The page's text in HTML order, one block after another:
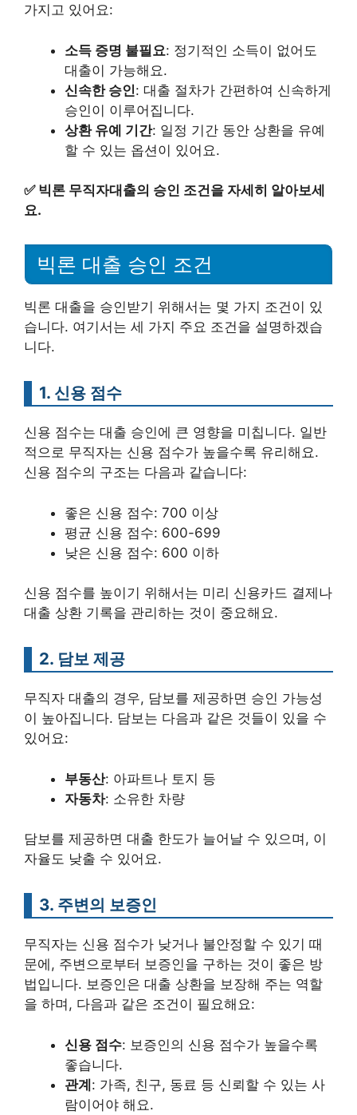
가지고 있어요:
소득 증명 불필요: 정기적인 소득이 없어도
대출이 가능해요.
신속한 승인: 대출 절차가 간편하여 신속하게
승인이 이루어집니다.
상환 유예 기간: 일정 기간 동안 상환을 유예
할 수 있는 옵션이 있어요.
✅ 빅론 무직자대출의 승인 조건을 자세히 알아보세
요.
빅론 대출 승인 조건
빅론 대출을 승인받기 위해서는 몇 가지 조건이 있
습니다. 여기서는 세 가지 주요 조건을 설명하겠습
니다.
1. 신용 점수
신용 점수는 대출 승인에 큰 영향을 미칩니다. 일반
적으로 무직자는 신용 점수가 높을수록 유리해요.
신용 점수의 구조는 다음과 같습니다:
좋은 신용 점수: 700 이상
평균 신용 점수: 600-699
낮은 신용 점수: 600 이하
신용 점수를 높이기 위해서는 미리 신용카드 결제나
대출 상환 기록을 관리하는 것이 중요해요.
2. 담보 제공
무직자 대출의 경우, 담보를 제공하면 승인 가능성
이 높아집니다. 담보는 다음과 같은 것들이 있을 수
있어요:
부동산: 아파트나 토지 등
자동차: 소유한 차량
담보를 제공하면 대출 한도가 늘어날 수 있으며, 이
자율도 낮출 수 있어요.
3. 주변의 보증인
무직자는 신용 점수가 낮거나 불안정할 수 있기 때
문에, 주변으로부터 보증인을 구하는 것이 좋은 방
법입니다. 보증인은 대출 상환을 보장해 주는 역할
을 하며, 다음과 같은 조건이 필요해요:
신용 점수: 보증인의 신용 점수가 높을수록
좋습니다.
관계: 가족, 친구, 동료 등 신뢰할 수 있는 사
람이어야 해요.